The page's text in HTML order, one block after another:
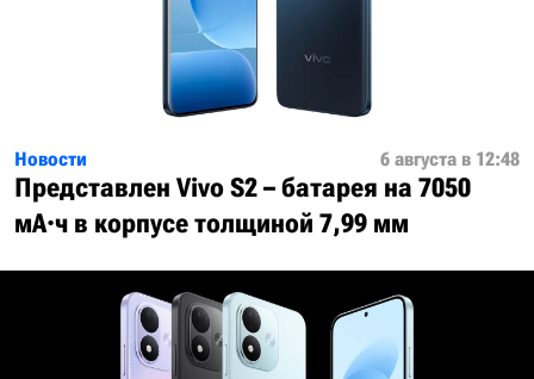
Новости 6 августа в 12:48
Представлен Vivo S2 – батарея на 7050
мА·ч в корпусе толщиной 7,99 мм